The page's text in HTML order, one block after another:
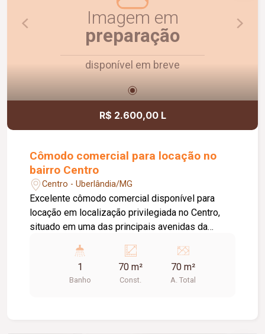
Imagem em
preparação
disponível em breve
R$ 2.600,00 L
Cômodo comercial para locação no
bairro Centro
Centro - Uberlândia/MG
Excelente cômodo comercial disponível para
locação em localização privilegiada no Centro,
situado em uma das principais avenidas da
grande visibilidade e fácil acesso. O imóvel
possui aproximadamente 70 m² de área,
dispondo de 01 banheiro, 01 depósito, 02 portas
1
Banho
70 m²
Const.
70 m²
A. Total